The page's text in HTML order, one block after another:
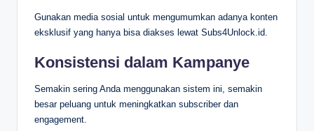
Gunakan media sosial untuk mengumumkan adanya konten
eksklusif yang hanya bisa diakses lewat Subs4Unlock.id.
Konsistensi dalam Kampanye
Semakin sering Anda menggunakan sistem ini, semakin
besar peluang untuk meningkatkan subscriber dan
engagement.